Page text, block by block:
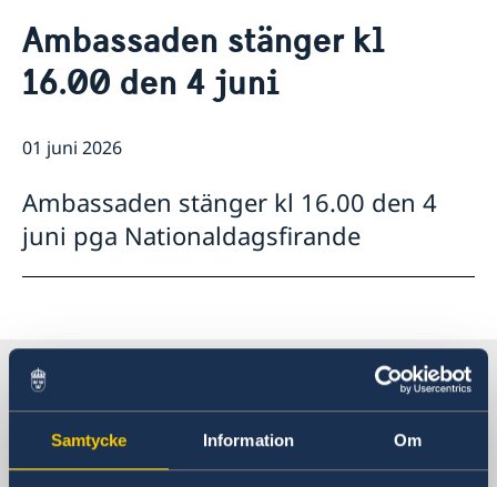
Samtycke Information Om
Nyheter
Kontakt
Svenska föreningar
Om oss
Ambassadör
Ambassadens presskontakt
Kontoret för innovation och forskning (OSI)
Vi är en resurs för svenska företag
Team Sweden i Korea
Så kan du få stöd
Svenska företag i Sydkorea
Ambassaden stänger kl
16.00 den 4 juni
01 juni 2026
Ambassaden stänger kl 16.00 den 4
juni pga Nationaldagsfirande
Sverige i Sydkorea
Sveriges ambassad